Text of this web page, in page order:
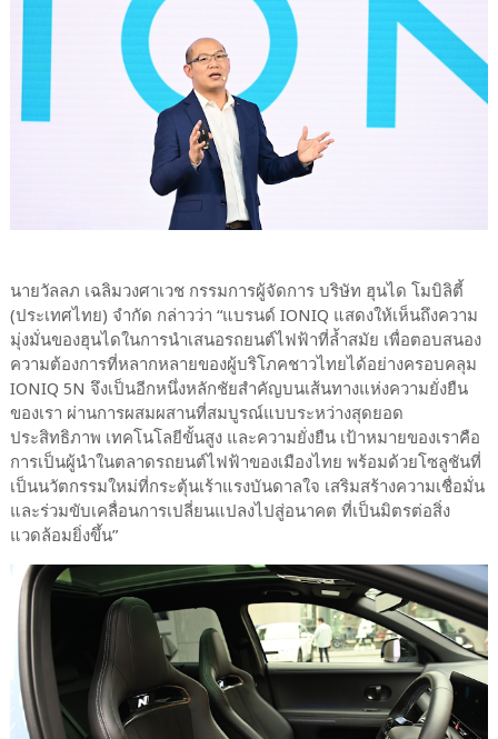
นายวัลลภ เฉลิมวงศาเวช กรรมการผู้จัดการ บริษัท ฮุนได โมบิลิตี้
(ประเทศไทย) จำกัด กล่าวว่า “แบรนด์ IONIQ แสดงให้เห็นถึงความ
มุ่งมั่นของฮุนไดในการนำเสนอรถยนต์ไฟฟ้าที่ล้ำสมัย เพื่อตอบสนอง
ความต้องการที่หลากหลายของผู้บริโภคชาวไทยได้อย่างครอบคลุม
IONIQ 5N จึงเป็นอีกหนึ่งหลักชัยสำคัญบนเส้นทางแห่งความยั่งยืน
ของเรา ผ่านการผสมผสานที่สมบูรณ์แบบระหว่างสุดยอด
ประสิทธิภาพ เทคโนโลยีขั้นสูง และความยั่งยืน เป้าหมายของเราคือ
การเป็นผู้นำในตลาดรถยนต์ไฟฟ้าของเมืองไทย พร้อมด้วยโซลูชันที่
เป็นนวัตกรรมใหม่ที่กระตุ้นเร้าแรงบันดาลใจ เสริมสร้างความเชื่อมั่น
และร่วมขับเคลื่อนการเปลี่ยนแปลงไปสู่อนาคต ที่เป็นมิตรต่อสิ่ง
แวดล้อมยิ่งขึ้น”